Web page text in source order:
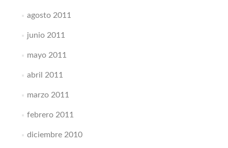
agosto 2011
junio 2011
mayo 2011
abril 2011
marzo 2011
febrero 2011
diciembre 2010